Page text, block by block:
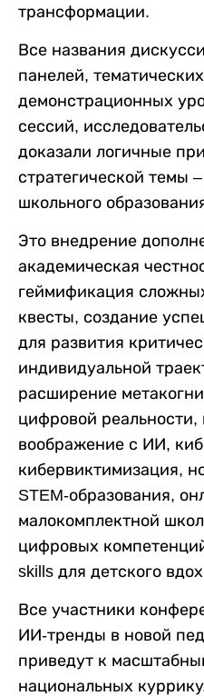
трансформации.
Все названия
панелей,
демонстрационных
сессий,
доказали логичные
стратегической темы
школьного
Это внедрение
академическая
геймификация
квесты, создание
для развития
индивидуальной
расширение
цифровой реальности,
воображение с ИИ,
кибервиктимизация,
STEM-образования,
малокомплектной
цифровых
skills для детского
Все участники
ИИ-тренды в новой
приведут к
национальных